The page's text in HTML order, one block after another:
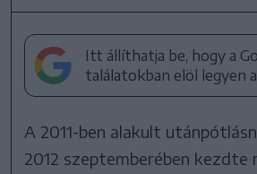
Itt állíthatja be, hogy a
találatokban elöl legyen
A 2011-ben alakult
2012 szeptemberében kezdte